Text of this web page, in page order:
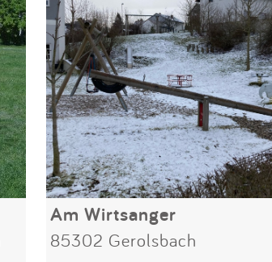
Am Wirtsanger
85302 Gerolsbach